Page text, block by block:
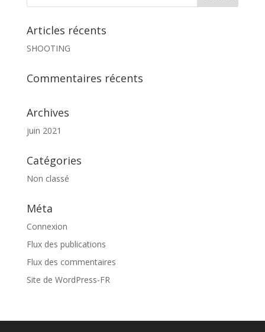
Articles récents
SHOOTING
Commentaires récents
Archives
juin 2021
Catégories
Non classé
Méta
Connexion
Flux des publications
Flux des commentaires
Site de WordPress-FR